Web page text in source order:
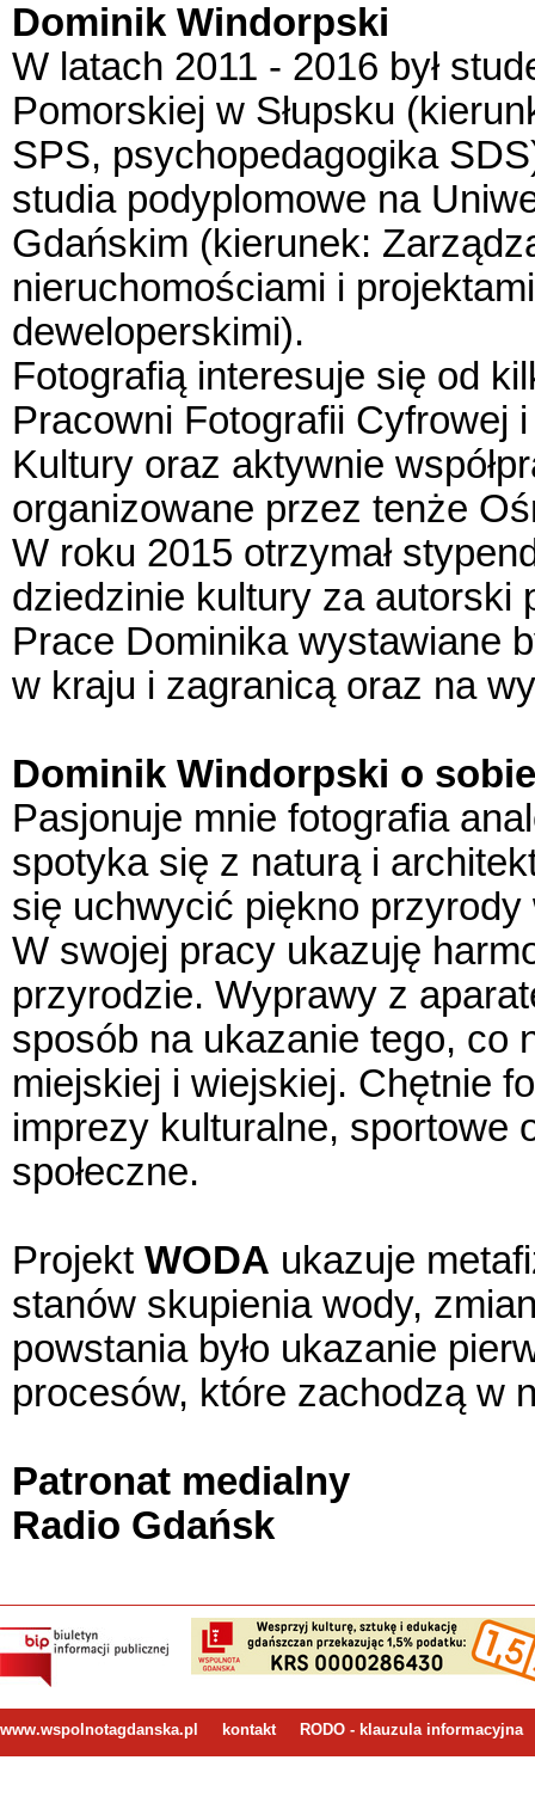
Dominik Windorpski
W latach 2011 - 2016 był
Pomorskiej w Słupsku
SPS, psychopedagogika
studia podyplomowe na
Gdańskim (kierunek:
nieruchomościami i projektami
deweloperskimi).
Fotografią interesuje się od
Pracowni Fotografii Cyfrowej
Kultury oraz aktywnie
organizowane przez tenże
W roku 2015 otrzymał
dziedzinie kultury za autorski
Prace Dominika wystawiane
w kraju i zagranicą oraz na
Dominik Windorpski o
Pasjonuje mnie fotografia
spotyka się z naturą i
się uchwycić piękno
W swojej pracy ukazuję
przyrodzie. Wyprawy z
sposób na ukazanie tego, co
miejskiej i wiejskiej. Chętnie
imprezy kulturalne, sportowe
społeczne.
Projekt WODA ukazuje
stanów skupienia wody,
powstania było ukazanie
procesów, które zachodzą w
Patronat medialny
Radio Gdańsk
www.wspolnotagdanska.pl kontakt RODO - klauzula informacyjna